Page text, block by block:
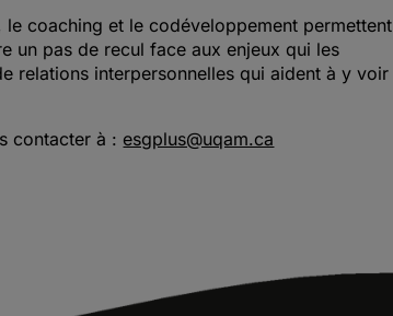
coaching et le codéveloppement permettent
un pas de recul face aux enjeux qui les
relations interpersonnelles qui aident à y voir
contacter à : esgplus@uqam.ca